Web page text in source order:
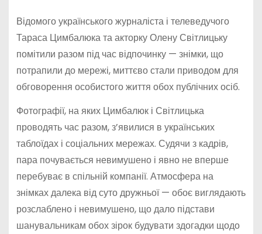
Відомого українського журналіста і телеведучого
Тараса Цимбалюка та акторку Олену Світлицьку
помітили разом під час відпочинку — знімки, що
потрапили до мережі, миттєво стали приводом для
обговорення особистого життя обох публічних осіб.
Фотографії, на яких Цимбалюк і Світлицька
проводять час разом, з’явилися в українських
таблоїдах і соціальних мережах. Судячи з кадрів,
пара почувається невимушено і явно не вперше
перебуває в спільній компанії. Атмосфера на
знімках далека від суто дружньої — обоє виглядають
розслаблено і невимушено, що дало підстави
шанувальникам обох зірок будувати здогадки щодо